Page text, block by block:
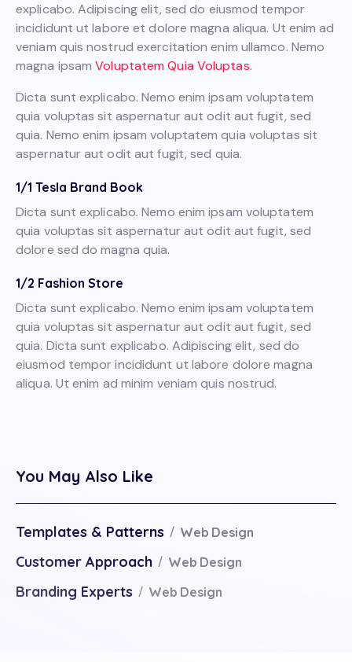
explicabo. Adipiscing elit, sed do eiusmod tempor
incididunt ut labore et dolore magna aliqua. Ut enim ad
veniam quis nostrud exercitation enim ullamco. Nemo
magna ipsamVoluptatem Quia Voluptas.
Dicta sunt explicabo. Nemo enim ipsam voluptatem
quia voluptas sit aspernatur aut odit aut fugit, sed
quia. Nemo enim ipsam voluptatem quia voluptas sit
aspernatur aut odit aut fugit, sed quia.
1/1 Tesla Brand Book
Dicta sunt explicabo. Nemo enim ipsam voluptatem
quia voluptas sit aspernatur aut odit aut fugit, sed
dolore sed do magna quia.
1/2 Fashion Store
Dicta sunt explicabo. Nemo enim ipsam voluptatem
quia voluptas sit aspernatur aut odit aut fugit, sed
quia. Dicta sunt explicabo. Adipiscing elit, sed do
eiusmod tempor incididunt ut labore dolore magna
aliqua. Ut enim ad minim veniam quis nostrud.
You May Also Like
Web Design
Templates & Patterns
Web Design
Customer Approach
Web Design
Branding Experts